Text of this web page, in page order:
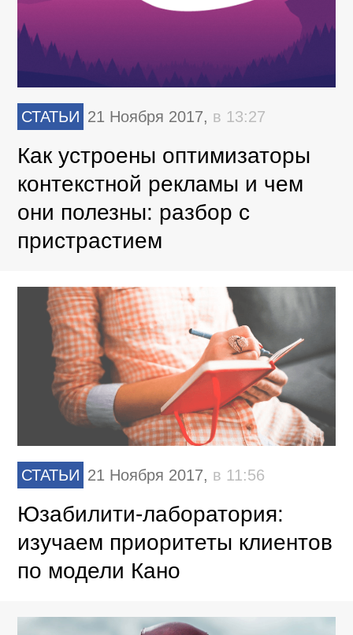
СТАТЬИ 21 Ноября 2017, в 13:27
Как устроены оптимизаторы
контекстной рекламы и чем
они полезны: разбор с
пристрастием
СТАТЬИ 21 Ноября 2017, в 11:56
Юзабилити-лаборатория:
изучаем приоритеты клиентов
по модели Кано